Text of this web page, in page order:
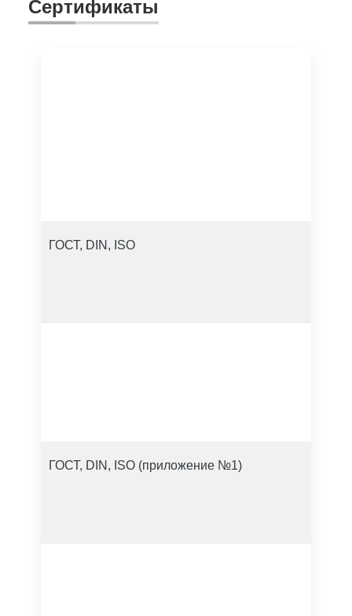
Сертификаты
ГОСТ, DIN, ISO
ГОСТ, DIN, ISO (приложение №1)